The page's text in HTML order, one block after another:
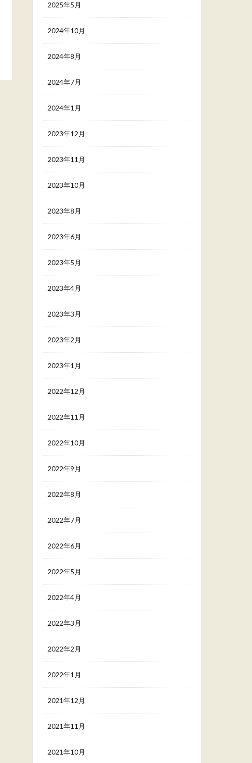
2025年5月
2024年10月
2024年8月
2024年7月
2024年1月
2023年12月
2023年11月
2023年10月
2023年8月
2023年6月
2023年5月
2023年4月
2023年3月
2023年2月
2023年1月
2022年12月
2022年11月
2022年10月
2022年9月
2022年8月
2022年7月
2022年6月
2022年5月
2022年4月
2022年3月
2022年2月
2022年1月
2021年12月
2021年11月
2021年10月